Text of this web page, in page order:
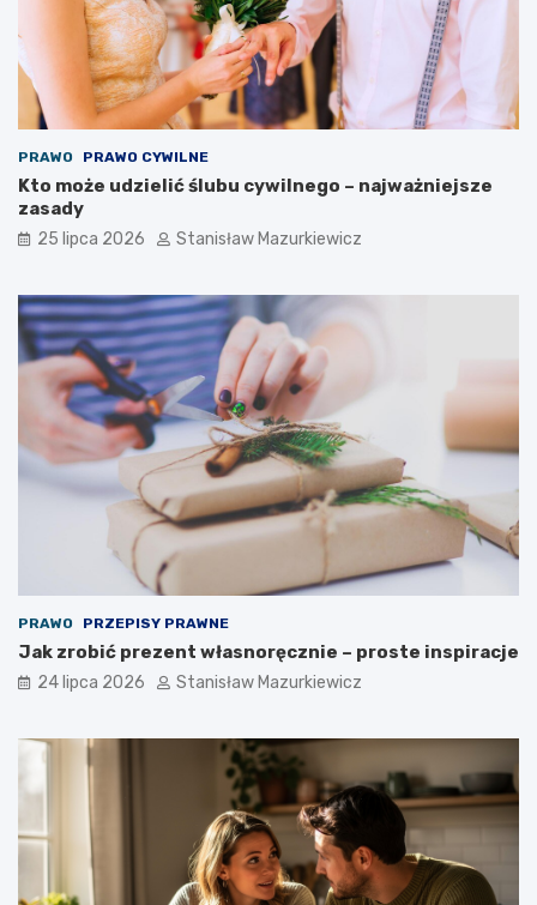
PRAWO PRAWO CYWILNE
Kto może udzielić ślubu cywilnego – najważniejsze
zasady
25 lipca 2026 Stanisław Mazurkiewicz
PRAWO PRZEPISY PRAWNE
Jak zrobić prezent własnoręcznie – proste inspiracje
24 lipca 2026 Stanisław Mazurkiewicz